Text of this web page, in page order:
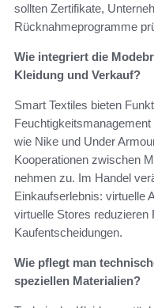
sollten Zertifikate,
Rücknahmeprogramme
Wie integriert die
Kleidung und Verkauf?
Smart Textiles bieten
wie Nike und Under
Kooperationen zwischen
nehmen zu. Im Handel
Einkaufserlebnis: virtuelle
virtuelle Stores
Kaufentscheidungen.
Wie pflegt man
speziellen Materialien?